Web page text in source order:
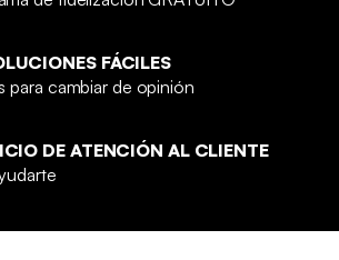
FÁCILES
para cambiar de opinión
DE ATENCIÓN AL CLIENTE